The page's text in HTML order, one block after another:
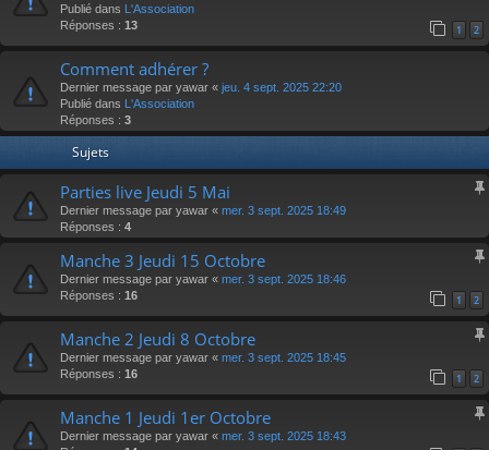
Publié dans L'Association
Réponses : 13 1 2
Comment adhérer ?
Dernier message par yawar « jeu. 4 sept. 2025 22:20
Publié dans L'Association
Réponses : 3
Sujets
Parties live Jeudi 5 Mai
Dernier message par yawar « mer. 3 sept. 2025 18:49
Réponses : 4
Manche 3 Jeudi 15 Octobre
Dernier message par yawar « mer. 3 sept. 2025 18:46
Réponses : 16 1 2
Manche 2 Jeudi 8 Octobre
Dernier message par yawar « mer. 3 sept. 2025 18:45
Réponses : 16 1 2
Manche 1 Jeudi 1er Octobre
Dernier message par yawar « mer. 3 sept. 2025 18:43